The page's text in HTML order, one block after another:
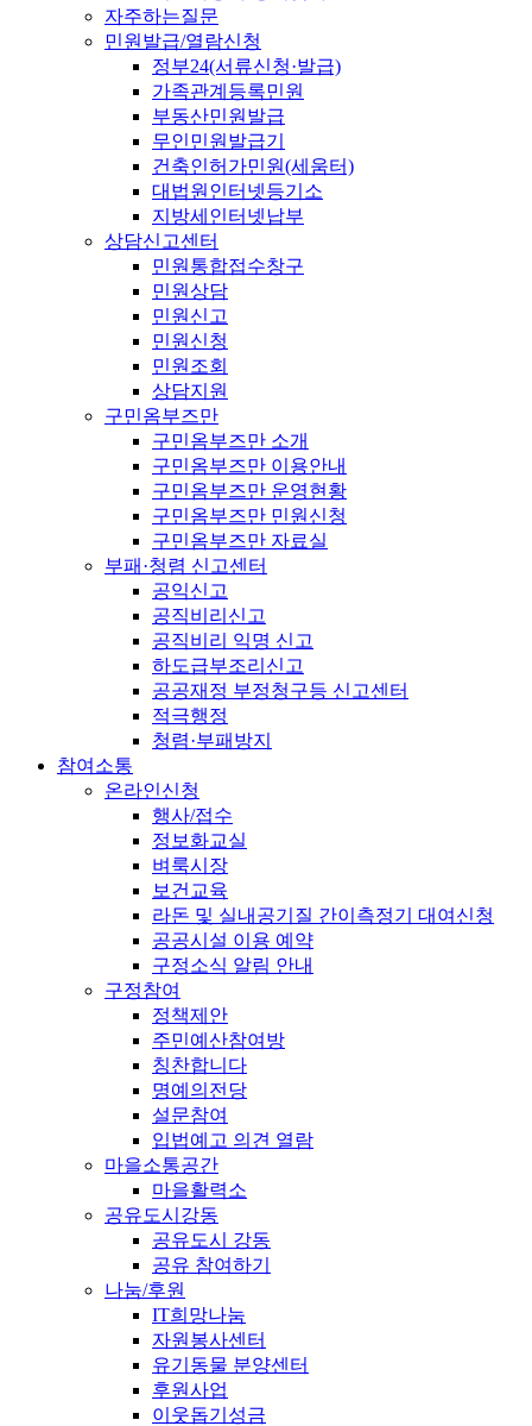
자주하는질문
민원발급/열람신청
정부24(서류신청·발급)
가족관계등록민원
부동산민원발급
무인민원발급기
건축인허가민원(세움터)
대법원인터넷등기소
지방세인터넷납부
상담신고센터
민원통합접수창구
민원상담
민원신고
민원신청
민원조회
상담지원
구민옴부즈만
구민옴부즈만 소개
구민옴부즈만 이용안내
구민옴부즈만 운영현황
구민옴부즈만 민원신청
구민옴부즈만 자료실
부패·청렴 신고센터
공익신고
공직비리신고
공직비리 익명 신고
하도급부조리신고
공공재정 부정청구등 신고센터
적극행정
청렴·부패방지
참여소통
온라인신청
행사/접수
정보화교실
벼룩시장
보건교육
라돈 및 실내공기질 간이측정기 대여신청
공공시설 이용 예약
구정소식 알림 안내
구정참여
정책제안
주민예산참여방
칭찬합니다
명예의전당
설문참여
입법예고 의견 열람
마을소통공간
마을활력소
공유도시강동
공유도시 강동
공유 참여하기
나눔/후원
IT희망나눔
자원봉사센터
유기동물 분양센터
후원사업
이웃돕기성금